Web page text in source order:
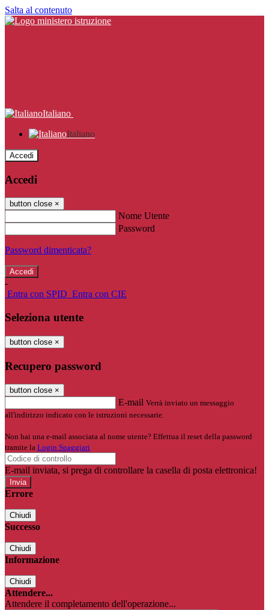
Salta al contenuto
Italiano
Italiano
Accedi
Accedi
button close ×
Nome Utente
Password
Password dimenticata?
-
Entra con SPID Entra con CIE
Seleziona utente
button close ×
Recupero password
button close ×
E-mail Verrà inviato un messaggio
all'indirizzo indicato con le istruzioni necessarie.
Non hai una e-mail associata al nome utente? Effettua il reset della password
tramite la Login Spaggiari
E-mail inviata, si prega di controllare la casella di posta elettronica!
Errore
Chiudi
Successo
Chiudi
Informazione
Chiudi
Attendere...
Attendere il completamento dell'operazione...